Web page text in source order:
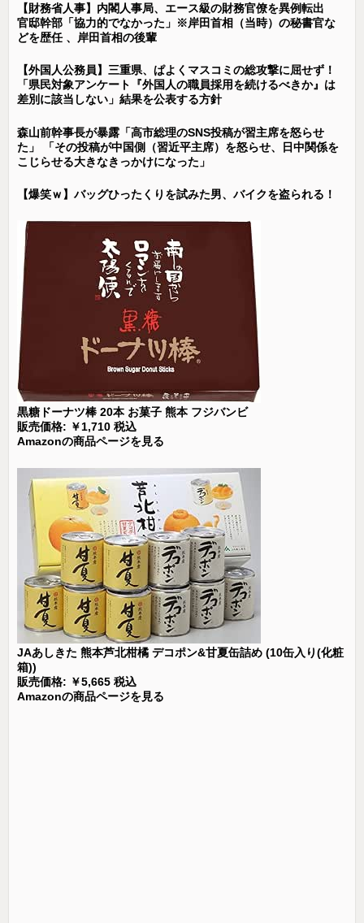
【財務省人事】内閣人事局、エース級の財務官僚を異例転出
官邸幹部「協力的でなかった」※岸田首相（当時）の秘書官な
どを歴任 、岸田首相の後輩
【外国人公務員】三重県、ぱよくマスコミの総攻撃に屈せず！
「県民対象アンケート『外国人の職員採用を続けるべきか』は
差別に該当しない」結果を公表する方針
森山前幹事長が暴露「高市総理のSNS投稿が習主席を怒らせ
た」 「その投稿が中国側（習近平主席）を怒らせ、日中関係を
こじらせる大きなきっかけになった」
【爆笑ｗ】バッグひったくりを試みた男、バイクを盗られる！
黒糖ドーナツ棒 20本 お菓子 熊本 フジバンビ
販売価格: ￥1,710 税込
Amazonの商品ページを見る
JAあしきた 熊本芦北柑橘 デコポン&甘夏缶詰め (10缶入り(化粧
箱))
販売価格: ￥5,665 税込
Amazonの商品ページを見る